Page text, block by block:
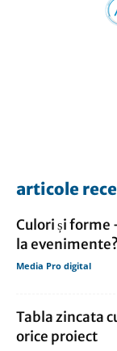
articole
Culori și forme
la evenimente?
Media Pro digital
Tabla zincata
orice proiect